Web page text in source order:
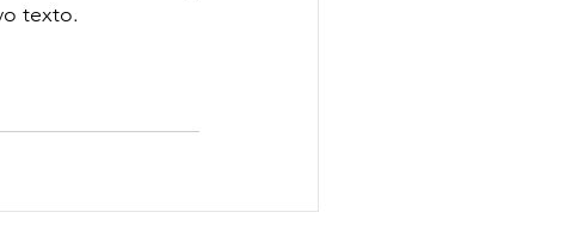
texto.